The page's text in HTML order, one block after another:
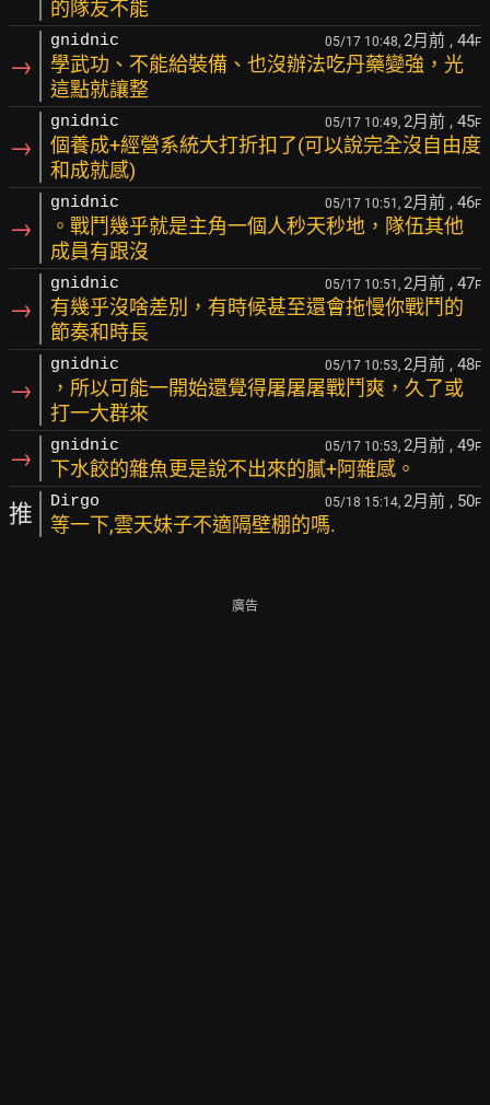
的隊友不能
→
gnidnic 05/17 10:48, 2月前 , 44F
學武功、不能給裝備、也沒辦法吃丹藥變強，光
這點就讓整
→
gnidnic 05/17 10:49, 2月前 , 45F
個養成+經營系統大打折扣了(可以說完全沒自由度
和成就感)
→
gnidnic 05/17 10:51, 2月前 , 46F
。戰鬥幾乎就是主角一個人秒天秒地，隊伍其他
成員有跟沒
→
gnidnic 05/17 10:51, 2月前 , 47F
有幾乎沒啥差別，有時候甚至還會拖慢你戰鬥的
節奏和時長
→
gnidnic 05/17 10:53, 2月前 , 48F
，所以可能一開始還覺得屠屠屠戰鬥爽，久了或
打一大群來
→ gnidnic 05/17 10:53, 2月前 , 49F
下水餃的雜魚更是說不出來的膩+阿雜感。
推 Dirgo 05/18 15:14, 2月前 , 50F
等一下,雲天妹子不適隔壁棚的嗎.
廣告